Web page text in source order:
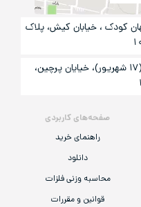
صفحه‌های کاربردی
راهنمای خرید
دانلود
محاسبه وزنی فلزات
قوانین و مقررات
جهان کودک ، خیابان کیش، پلاک
تهران، شادآباد، خیابان شهید طارمی (۱۷ شهریور)، خیایان پرچین،